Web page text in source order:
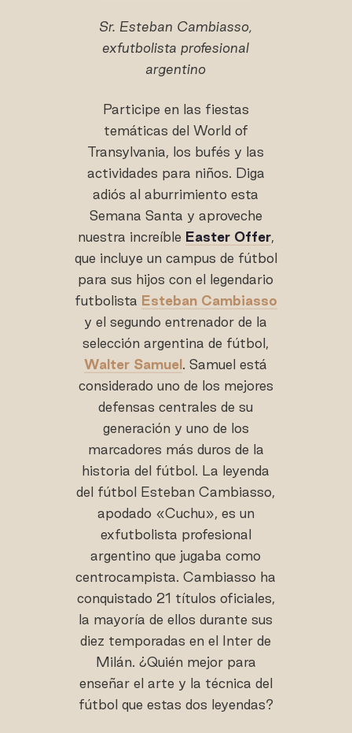
Sr. Esteban Cambiasso,
exfutbolista profesional
argentino
Participe en las fiestas
temáticas del World of
Transylvania, los bufés y las
actividades para niños. Diga
adiós al aburrimiento esta
Semana Santa y aproveche
nuestra increíble Easter Offer,
que incluye un campus de fútbol
para sus hijos con el legendario
futbolista Esteban Cambiasso
y el segundo entrenador de la
selección argentina de fútbol,
Walter Samuel . Samuel está
considerado uno de los mejores
defensas centrales de su
generación y uno de los
marcadores más duros de la
historia del fútbol. La leyenda
del fútbol Esteban Cambiasso,
apodado «Cuchu», es un
exfutbolista profesional
argentino que jugaba como
centrocampista. Cambiasso ha
conquistado 21 títulos oficiales,
la mayoría de ellos durante sus
diez temporadas en el Inter de
Milán. ¿Quién mejor para
enseñar el arte y la técnica del
fútbol que estas dos leyendas?